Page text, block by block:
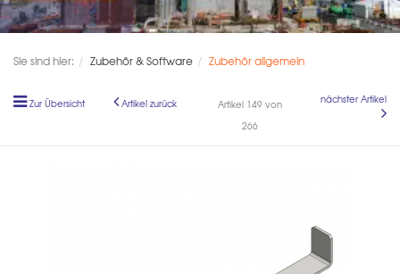
Sie sind hier: Zubehör & Software Zubehör allgemein
Zur Übersicht Artikel zurück
Artikel 149 von
266
nächster Artikel